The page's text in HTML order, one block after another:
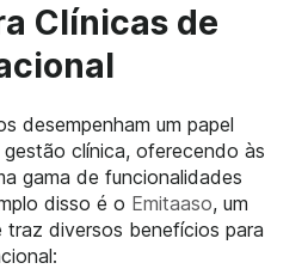
Clínicas de
desempenham um papel
clínica, oferecendo às
gama de funcionalidades
disso é o Emitaaso, um
diversos benefícios para